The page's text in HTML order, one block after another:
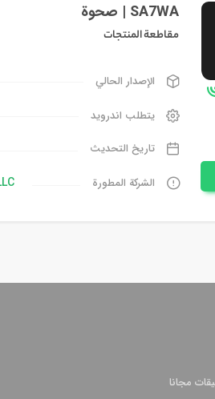
SA7WA | صحوة
مقاطعة المنتجات
الإصدار الحالي
يتطلب اندرويد
تاريخ التحديث
الشركة المطورة
مجانا